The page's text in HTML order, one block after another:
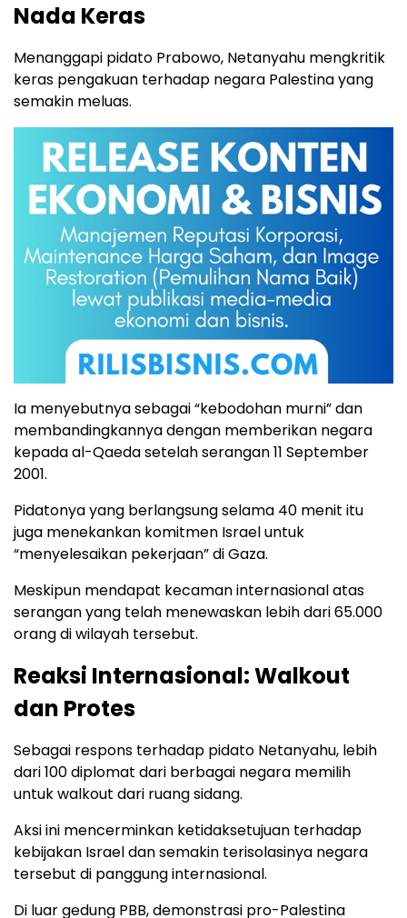
Nada Keras
Menanggapi pidato Prabowo, Netanyahu mengkritik
keras pengakuan terhadap negara Palestina yang
semakin meluas.
Ia menyebutnya sebagai “kebodohan murni” dan
membandingkannya dengan memberikan negara
kepada al-Qaeda setelah serangan 11 September
2001.
Pidatonya yang berlangsung selama 40 menit itu
juga menekankan komitmen Israel untuk
“menyelesaikan pekerjaan” di Gaza.
Meskipun mendapat kecaman internasional atas
serangan yang telah menewaskan lebih dari 65.000
orang di wilayah tersebut.
Reaksi Internasional: Walkout
dan Protes
Sebagai respons terhadap pidato Netanyahu, lebih
dari 100 diplomat dari berbagai negara memilih
untuk walkout dari ruang sidang.
Aksi ini mencerminkan ketidaksetujuan terhadap
kebijakan Israel dan semakin terisolasinya negara
tersebut di panggung internasional.
Di luar gedung PBB, demonstrasi pro-Palestina